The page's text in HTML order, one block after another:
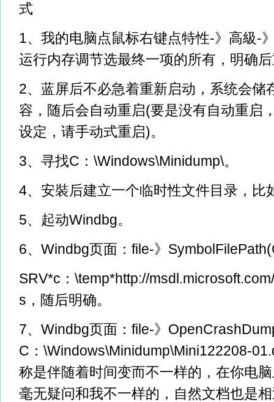
式
1、我的电脑点鼠标右键点特性-》高級-
运行内存调节选最终一项的所有，明确
2、蓝屏后不必急着重新启动，系统会储
容，随后会自动重启(要是没有自动重启
设定，请手动式重启)。
3、寻找C：\Windows\Minidump\。
4、安裝后建立一个临时性文件目录，比
5、起动Windbg。
6、Windbg页面：file-》
SRV*c：\temp*http://
s，随后明确。
7、Windbg页面：file-》
C：\Windows\Minidump\Mini122208-
称是伴随着时间变而不一样的，在你电
毫无疑问和我不一样的，自然文档也是